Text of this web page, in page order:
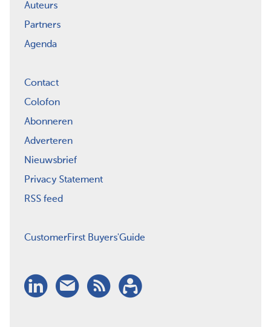
Auteurs
Partners
Agenda
Contact
Colofon
Abonneren
Adverteren
Nieuwsbrief
Privacy Statement
RSS feed
CustomerFirst Buyers'Guide
LinkedIn
Nieuwsbrief
RSSAbonneren